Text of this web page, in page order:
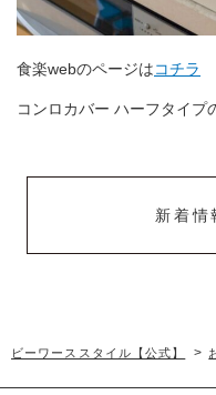
食楽webのページはコチラ
コンロカバー ハーフタイプ
新着情
ビーワーススタイル【公式】 >